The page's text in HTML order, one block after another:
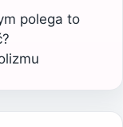
polega to